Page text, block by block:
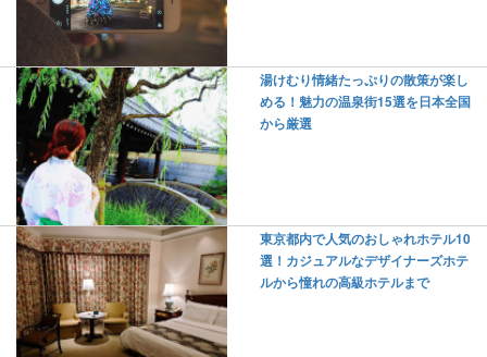
湯けむり情緒たっぷりの散策が楽し
める！魅力の温泉街15選を日本全国
から厳選
東京都内で人気のおしゃれホテル10
選！カジュアルなデザイナーズホテ
ルから憧れの高級ホテルまで